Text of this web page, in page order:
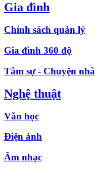
Gia đình
Chính sách quản lý
Gia đình 360 độ
Tâm sự - Chuyện nhà
Nghệ thuật
Văn học
Điện ảnh
Âm nhạc